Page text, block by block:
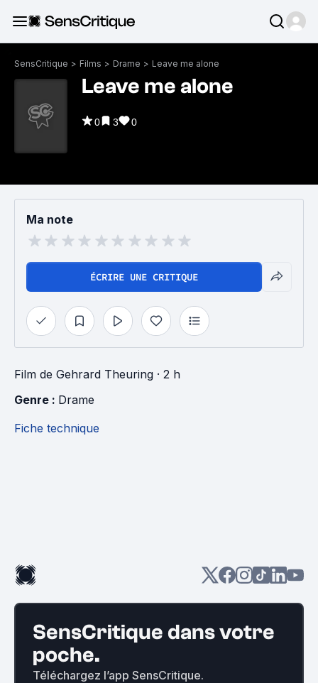
SensCritique > Films > Drame > Leave me alone
Leave me alone
0 3 0
Ma note
ÉCRIRE UNE CRITIQUE
Film de Gehrard Theuring · 2 h
Genre : Drame
Fiche technique
SensCritique dans votre
poche.
Téléchargez l’app SensCritique.